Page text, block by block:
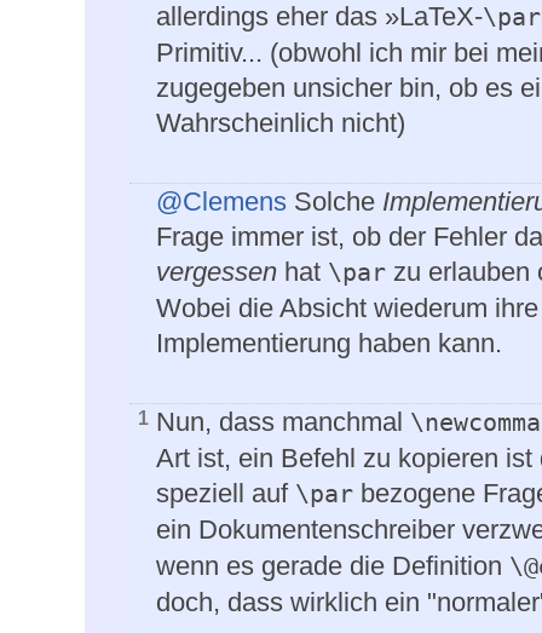
allerdings eher das »LaTeX-\par
Primitiv... (obwohl ich mir bei
zugegeben unsicher bin, ob es
Wahrscheinlich nicht)
@Clemens Solche
Frage immer ist, ob der Fehler
vergessen hat \par zu erlauben
Wobei die Absicht wiederum
Implementierung haben kann.
1 Nun, dass manchmal
Art ist, ein Befehl zu kopieren
speziell auf \par bezogene
ein Dokumentenschreiber
wenn es gerade die Definition
doch, dass wirklich ein